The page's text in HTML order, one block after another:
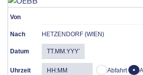
Von
Nach HETZENDORF (WIEN)
Datum
Uhrzeit Abfahrt